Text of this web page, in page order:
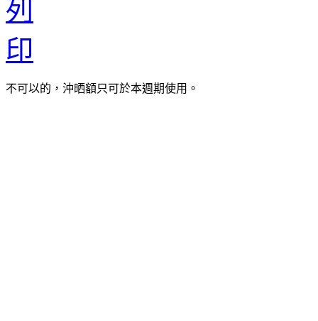
不可以的，沖晒額只可於本週期使用。